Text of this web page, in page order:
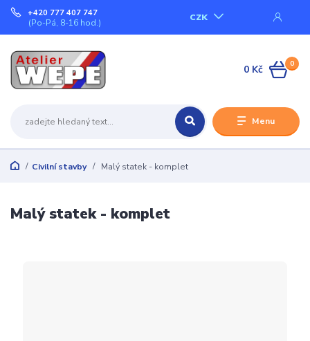
Menu
CZK
+420 777 407 747
(Po-Pá, 8-16 hod.)
0
0 Kč
Civilní stavby Malý statek - komplet
Malý statek - komplet